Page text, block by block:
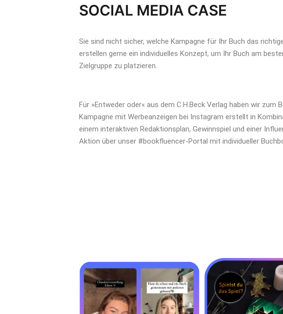
SOCIAL MEDIA CASE
Sie sind nicht sicher, welche Kampagne für Ihr Buch das
erstellen gerne ein individuelles Konzept, um Ihr Buch am
Zielgruppe zu platzieren.
Für »Entweder oder« aus dem C.H.Beck Verlag haben wir zum
Kampagne mit Werbeanzeigen bei Instagram erstellt in
einem interaktiven Redaktionsplan, Gewinnspiel und einer
Aktion über unser #bookfluencer-Portal mit individueller